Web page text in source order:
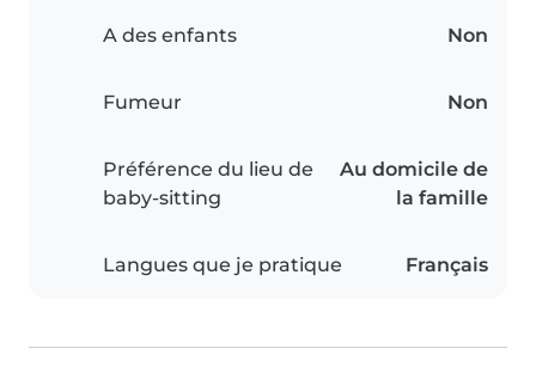
A des enfants Non
Fumeur Non
Préférence du lieu de
baby-sitting
Au domicile de
la famille
Langues que je pratique Français